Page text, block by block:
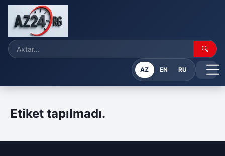
🔍
AZ EN RU
Etiket tapılmadı.